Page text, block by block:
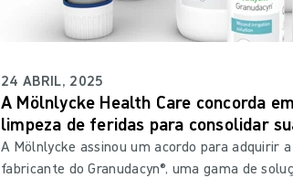
24 ABRIL, 2025
A Mölnlycke Health Care concorda
limpeza de feridas para consolidar
tratamento de feridas
A Mölnlycke assinou um acordo para adquirir a
fabricante do Granudacyn®, uma gama de